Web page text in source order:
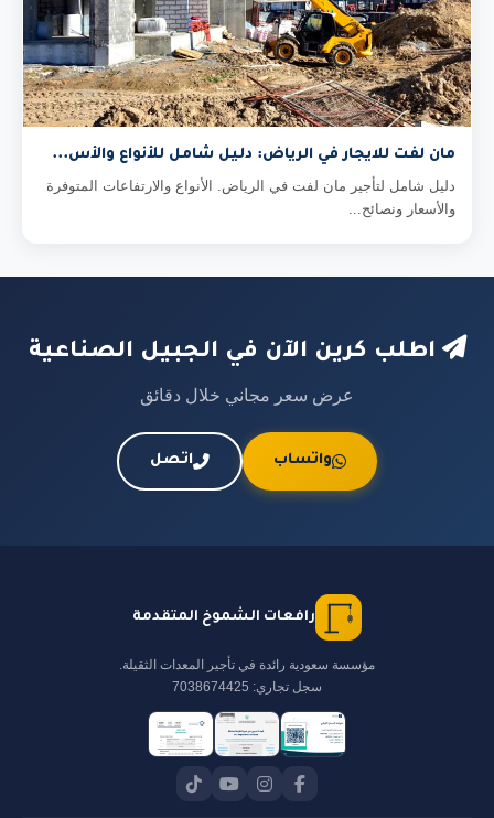
مان لفت للايجار في الرياض: دليل شامل للأنواع والأس...
دليل شامل لتأجير مان لفت في الرياض. الأنواع والارتفاعات المتوفرة
والأسعار ونصائح...
اطلب كرين الآن في الجبيل الصناعية
عرض سعر مجاني خلال دقائق
واتساب اتصل
رافعات الشموخ المتقدمة
مؤسسة سعودية رائدة في تأجير المعدات الثقيلة.
سجل تجاري: 7038674425